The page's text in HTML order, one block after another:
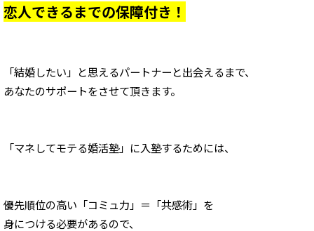
恋人できるまでの保障付き！
「結婚したい」と思えるパートナーと出会えるまで、
あなたのサポートをさせて頂きます。
「マネしてモテる婚活塾」に入塾するためには、
優先順位の高い「コミュ力」＝「共感術」 を
身につける必要があるので、